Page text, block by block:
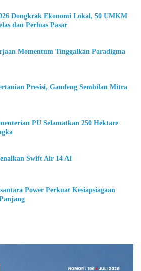
Dongkrak Ekonomi Lokal, 50 UMKM
dan Perluas Pasar
Momentum Tinggalkan Paradigma
Presisi, Gandeng Sembilan Mitra
PU Selamatkan 250 Hektare
Swift Air 14 AI
Perkuat Kesiapsiagaan